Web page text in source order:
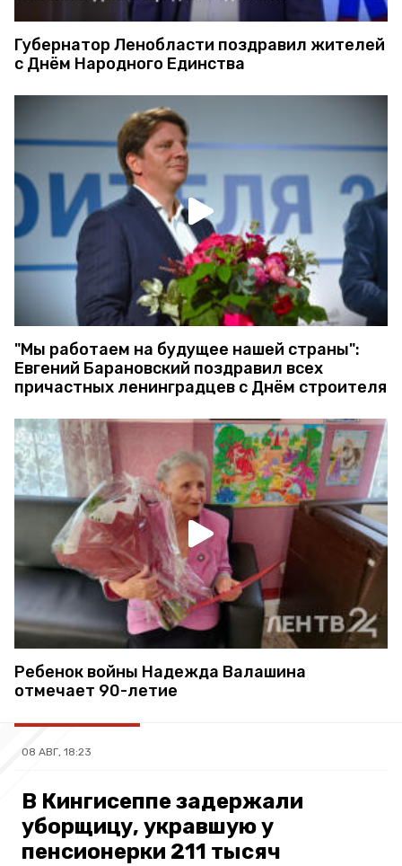
Губернатор Ленобласти поздравил жителей
с Днём Народного Единства
"Мы работаем на будущее нашей страны":
Евгений Барановский поздравил всех
причастных ленинградцев с Днём строителя
Ребенок войны Надежда Валашина
отмечает 90-летие
08 АВГ, 18:23
В Кингисеппе задержали
уборщицу, укравшую у
пенсионерки 211 тысяч